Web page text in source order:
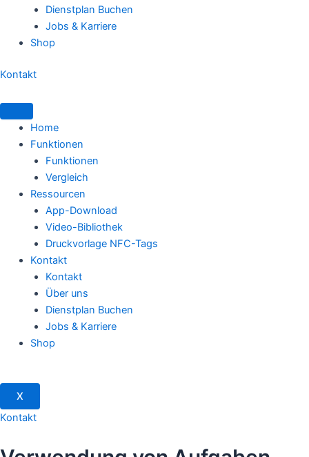
Dienstplan Buchen
Jobs & Karriere
Shop
Kontakt
Home
Funktionen
Funktionen
Vergleich
Ressourcen
App-Download
Video-Bibliothek
Druckvorlage NFC-Tags
Kontakt
Kontakt
Über uns
Dienstplan Buchen
Jobs & Karriere
Shop
X
Kontakt